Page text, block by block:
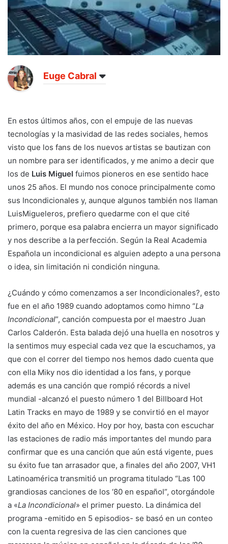
Euge Cabral
En estos últimos años, con el empuje de las nuevas
tecnologías y la masividad de las redes sociales, hemos
visto que los fans de los nuevos artistas se bautizan con
un nombre para ser identificados, y me animo a decir que
los de Luis Miguel fuimos pioneros en ese sentido hace
unos 25 años. El mundo nos conoce principalmente como
sus Incondicionales y, aunque algunos también nos llaman
LuisMigueleros, prefiero quedarme con el que cité
primero, porque esa palabra encierra un mayor significado
y nos describe a la perfección. Según la Real Academia
Española un incondicional es alguien adepto a una persona
o idea, sin limitación ni condición ninguna.
¿Cuándo y cómo comenzamos a ser Incondicionales?, esto
fue en el año 1989 cuando adoptamos como himno “La
Incondicional”, canción compuesta por el maestro Juan
Carlos Calderón. Esta balada dejó una huella en nosotros y
la sentimos muy especial cada vez que la escuchamos, ya
que con el correr del tiempo nos hemos dado cuenta que
con ella Miky nos dio identidad a los fans, y porque
además es una canción que rompió récords a nivel
mundial -alcanzó el puesto número 1 del Billboard Hot
Latin Tracks en mayo de 1989 y se convirtió en el mayor
éxito del año en México. Hoy por hoy, basta con escuchar
las estaciones de radio más importantes del mundo para
confirmar que es una canción que aún está vigente, pues
su éxito fue tan arrasador que, a finales del año 2007, VH1
Latinoamérica transmitió un programa titulado “Las 100
grandiosas canciones de los ‘80 en español”, otorgándole
a «La Incondicional» el primer puesto. La dinámica del
programa -emitido en 5 episodios- se basó en un conteo
con la cuenta regresiva de las cien canciones que